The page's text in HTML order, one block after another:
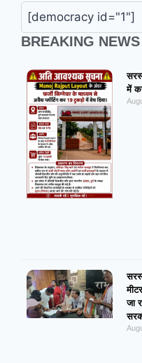
[democracy id="1"]
BREAKING NEWS
में
जा